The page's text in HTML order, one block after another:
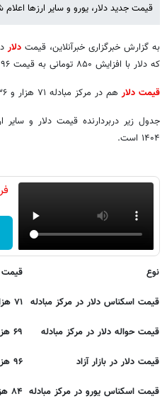
قیمت جدید دلار، یورو و سایر ارزها
به گزارش خبرگزاری خبرآنلاین، قیمت‌ دلار
که دلار با افزایش ۸۵۰ تومانی به قیمت ۹۶ هزار و ۶۵۰ تومان رسید.
قیمت دلار هم در مرکز مبادله ۷۱ هزار و ۳۳۶ تومان اعلام شد.
۱۴۰۴ است.
نوع قیمت
قیمت اسکناس دلار در مرکز مبادله ۷۱ هزار و ۳۳۶ تومان
قیمت حواله دلار در مرکز مبادله ۶۹ هزار و ۲۵۹ تومان
قیمت دلار در بازار آزاد ۹۶ هزار و ۶۵۰ تومان
قیمت اسکناس یورو در مرکز مبادله ۸۴ هزار و ۴۵۱